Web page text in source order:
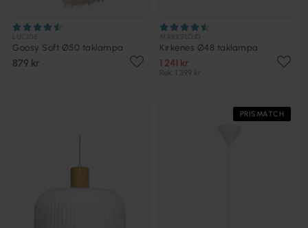
Goosy Soft Ø50 taklampa
879 kr
Kirkenes Ø48 taklampa
1 241 kr
Rek. 1 399 kr
PRISMATCH